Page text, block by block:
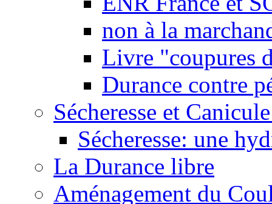
non à la
Livre "coupures
Durance contre
Sécheresse et
Sécheresse: une
La Durance libre
Aménagement du